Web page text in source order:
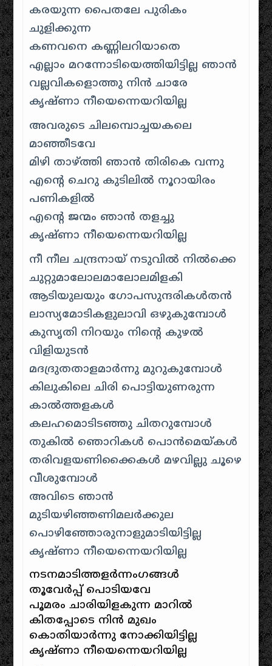
കരയുന്ന പൈതലേ പുരികം
ചുളിക്കുന്ന
കണവനെ കണ്ണിലറിയാതെ
എല്ലാം മറന്നോടിയെത്തിയിട്ടില്ല ഞാന്‍
വല്ലവികളൊത്തു നിന്‍ ചാരേ
കൃഷ്ണാ നീയെന്നെയറിയില്ല
അവരുടെ ചിലമ്പൊച്ചയകലെ
മാഞ്ഞീടവേ
മിഴി താഴ്ത്തി ഞാന്‍ തിരികെ വന്നു
എന്‍റെ ചെറു കുടിലില്‍ നൂറായിരം
പണികളില്‍
എന്‍റെ ജന്മം ഞാന്‍ തളച്ചു
കൃഷ്ണാ നീയെന്നെയറിയില്ല
നീ നീല ചന്ദ്രനായ്‌ നടുവില്‍ നില്‍ക്കെ
ചുറ്റുമാലോലമാലോലമിളകി
ആടിയുലയും ഗോപസുന്ദരികള്‍തന്‍
ലാസ്യമോടികളുലാവി ഒഴുകുമ്പോള്‍
കുസൃതി നിറയും നിന്‍റെ കുഴല്‍
വിളിയുടന്‍
മദദ്രുതതാളമാര്‍ന്നു മുറുകുമ്പോള്‍
കിലുകിലെ ചിരി പൊട്ടിയുണരുന്ന
കാല്‍ത്തളകള്‍
കലഹമൊടിടഞ്ഞു ചിതറുമ്പോള്‍
തുകില്‍ ഞൊറികള്‍ പൊന്‍മെയ്കള്‍
തരിവളയണിക്കൈകള്‍ മഴവില്ലു ചൂഴെ
വീശുമ്പോള്‍
അവിടെ ഞാന്‍
മുടിയഴിഞ്ഞണിമലര്‍ക്കുല
പൊഴിഞ്ഞോരുനാളുമാടിയിട്ടില്ല
കൃഷ്ണാ നീയെന്നെയറിയില്ല
നടനമാടിത്തളര്‍ന്നംഗങ്ങള്‍
തൂവേര്‍പ്പ് പൊടിയവേ
പൂമരം ചാരിയിളകുന്ന മാറിൽ
കിതപ്പോടെ നിന്‍ മുഖം
കൊതിയാര്‍ന്നു നോക്കിയിട്ടില്ല
കൃഷ്ണാ നീയെന്നെയറിയില്ല